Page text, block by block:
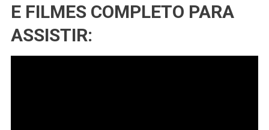
E FILMES COMPLETO PARA
ASSISTIR: